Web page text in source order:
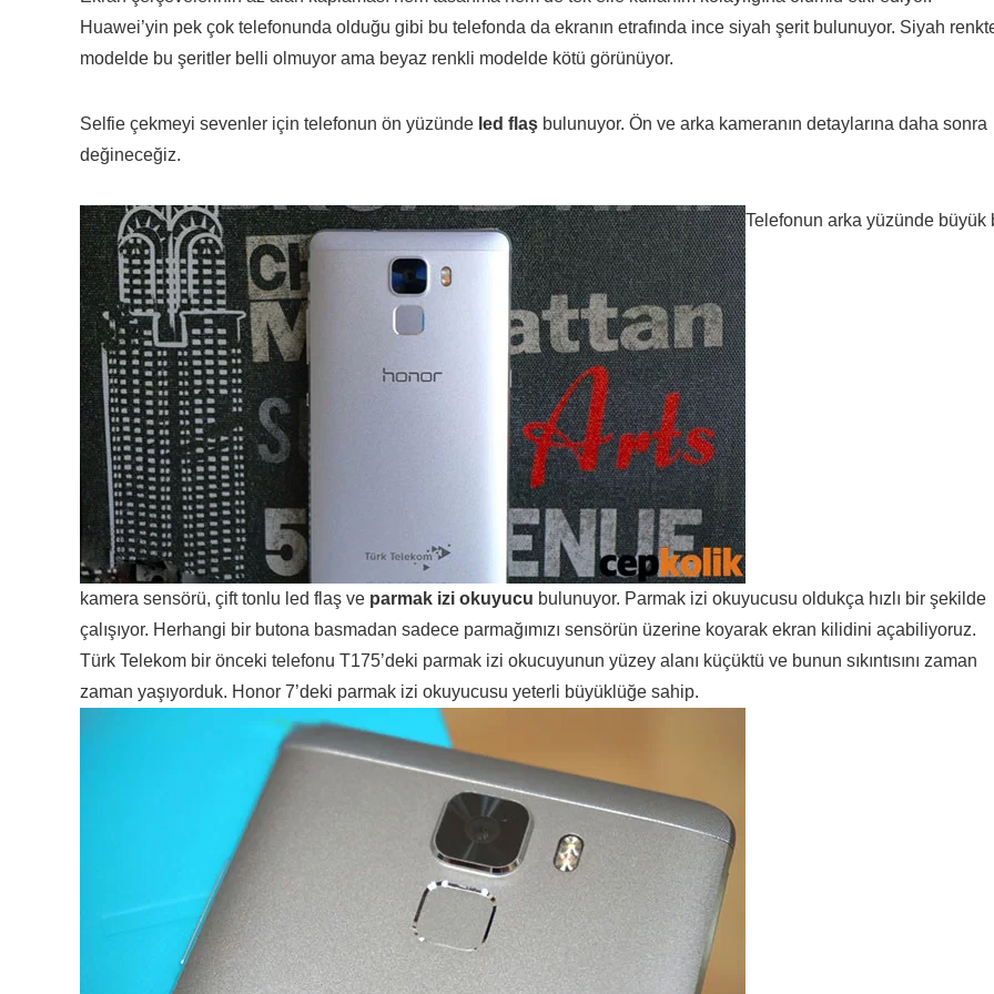
Huawei’yin pek çok telefonunda olduğu gibi bu telefonda da ekranın etrafında ince siyah şerit bulunuyor. Siyah
modelde bu şeritler belli olmuyor ama beyaz renkli modelde kötü görünüyor.
Selfie çekmeyi sevenler için telefonun ön yüzünde led flaş bulunuyor. Ön ve arka kameranın detaylarına daha sonra
değineceğiz.
Telefonun arka yüzünde büyük
kamera sensörü, çift tonlu led flaş ve parmak izi okuyucu bulunuyor. Parmak izi okuyucusu oldukça hızlı bir şekilde
çalışıyor. Herhangi bir butona basmadan sadece parmağımızı sensörün üzerine koyarak ekran kilidini açabiliyoruz.
Türk Telekom bir önceki telefonu T175’deki parmak izi okucuyunun yüzey alanı küçüktü ve bunun sıkıntısını zaman
zaman yaşıyorduk. Honor 7’deki parmak izi okuyucusu yeterli büyüklüğe sahip.